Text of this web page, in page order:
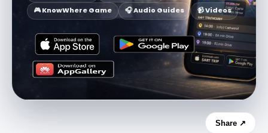
🎮 KnowWhere Game
🎧 Audio Guides 📹 Videos
Share ↗